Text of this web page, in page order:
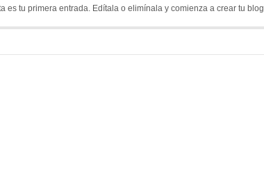
es tu primera entrada. Edítala o elimínala y comienza a crear tu blog.